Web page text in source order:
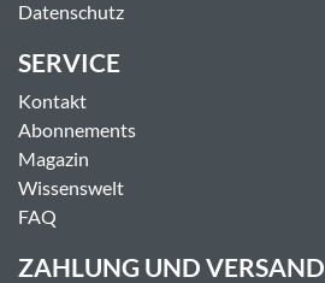
Datenschutz
SERVICE
Kontakt
Abonnements
Magazin
Wissenswelt
FAQ
ZAHLUNG UND VERSAND